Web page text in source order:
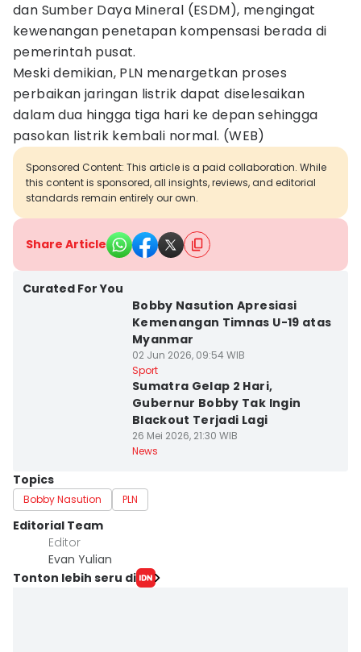
dan Sumber Daya Mineral (ESDM), mengingat
kewenangan penetapan kompensasi berada di
pemerintah pusat.
Meski demikian, PLN menargetkan proses
perbaikan jaringan listrik dapat diselesaikan
dalam dua hingga tiga hari ke depan sehingga
pasokan listrik kembali normal. (WEB)
Sponsored Content: This article is a paid collaboration. While
this content is sponsored, all insights, reviews, and editorial
standards remain entirely our own.
Share Article
Curated For You
Bobby Nasution Apresiasi
Kemenangan Timnas U-19 atas
Myanmar
02 Jun 2026, 09:54 WIB
Sport
Sumatra Gelap 2 Hari,
Gubernur Bobby Tak Ingin
Blackout Terjadi Lagi
26 Mei 2026, 21:30 WIB
News
Topics
Bobby Nasution PLN
Editorial Team
Editor
Evan Yulian
Tonton lebih seru di